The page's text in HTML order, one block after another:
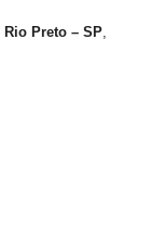
Preto – SP